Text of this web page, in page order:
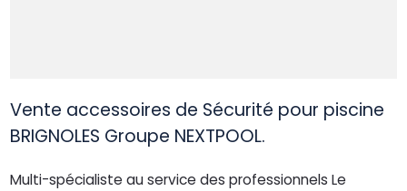
Vente accessoires de Sécurité pour piscine
BRIGNOLES Groupe NEXTPOOL.
Multi-spécialiste au service des professionnels Le